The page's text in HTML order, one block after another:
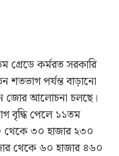
কর্মরত সরকারি
শতভাগ পর্যন্ত বাড়ানো
জোর আলোচনা চলছে।
বৃদ্ধি পেলে ১১তম
থেকে ৩০ হাজার ২৩০
থেকে ৬০ হাজার ৪৬০